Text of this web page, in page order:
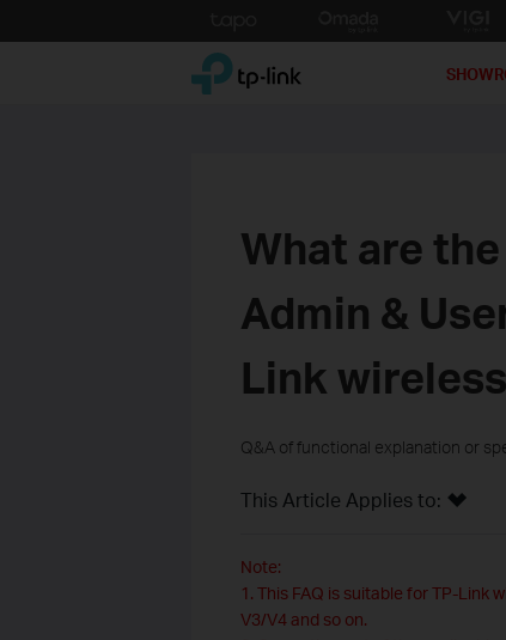
to
TP-Link, Reliably Smart
What are
Admin &
Link
Q&A of functional explanation or
This Article Applies to:
Note:
1. This FAQ is suitable for TP-Link
V3/V4 and so on.